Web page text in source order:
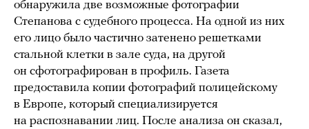
обнаружила две возможные фотографии
Степанова с судебного процесса. На одной из них
его лицо было частично затенено решетками
стальной клетки в зале суда, на другой
он сфотографирован в профиль. Газета
предоставила копии фотографий полицейскому
в Европе, который специализируется
на распознавании лиц. После анализа он сказал,